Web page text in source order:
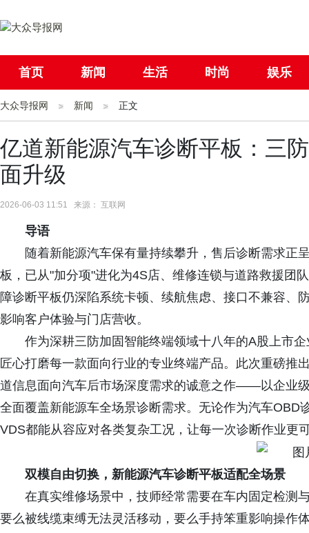
首页 新闻 生活 时尚 娱乐
社会 国际
大众导报网 新闻 正文
亿道新能源汽车诊断平板：三
面升级
2026-06-03 11:51 来源： 互联网
导语
随着新能源汽车保有量持续攀升，售后诊断需求正
板，已从"加分项"进化为4S店、维修连锁与道路救援团
障诊断平板仍深陷系统卡顿、续航焦虑、接口不兼容、
影响客户体验与门店营收。
作为深耕三防加固智能终端领域十八年的A股上市
匠心打磨每一款面向行业的专业终端产品。此次重磅推
道信息面向汽车后市场深度需求的诚意之作——以企业
全面覆盖新能源车全场景诊断需求。无论作为汽车OBD
VDS都能从容应对各类复杂工况，让每一次诊断作业更
双模自由切换，新能源汽车诊断平板适配全场景
在真实维修场景中，技师经常需要在车内固定检测
要么被线缆束缚无法灵活移动，要么手持笨重影响操作